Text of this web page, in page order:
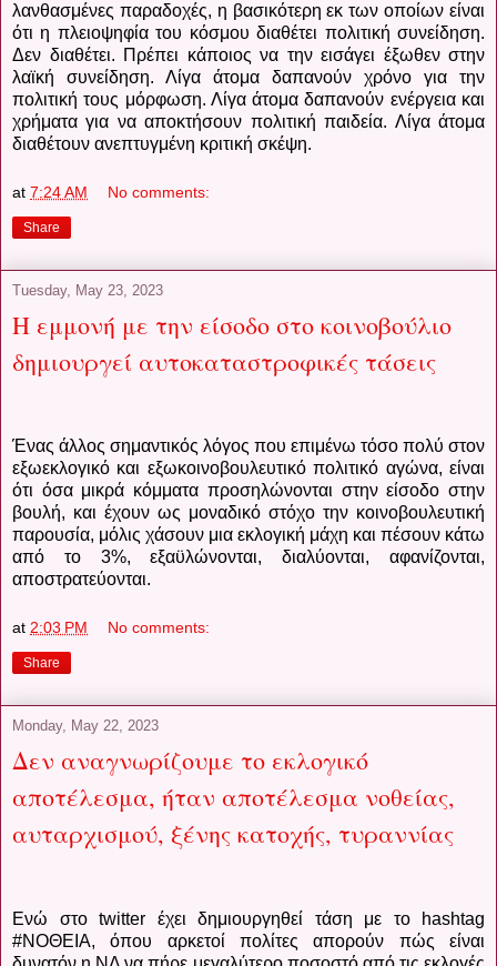
λανθασμένες παραδοχές, η βασικότερη εκ των οποίων είναι
ότι η πλειοψηφία του κόσμου διαθέτει πολιτική συνείδηση.
Δεν διαθέτει. Πρέπει κάποιος να την εισάγει έξωθεν στην
λαϊκή συνείδηση. Λίγα άτομα δαπανούν χρόνο για την
πολιτική τους μόρφωση. Λίγα άτομα δαπανούν ενέργεια και
χρήματα για να αποκτήσουν πολιτική παιδεία. Λίγα άτομα
διαθέτουν ανεπτυγμένη κριτική σκέψη.
at 7:24 AM No comments:
Share
Tuesday, May 23, 2023
Η εμμονή με την είσοδο στο κοινοβούλιο
δημιουργεί αυτοκαταστροφικές τάσεις
Ένας άλλος σημαντικός λόγος που επιμένω τόσο πολύ στον
εξωεκλογικό και εξωκοινοβουλευτικό πολιτικό αγώνα, είναι
ότι όσα μικρά κόμματα προσηλώνονται στην είσοδο στην
βουλή, και έχουν ως μοναδικό στόχο την κοινοβουλευτική
παρουσία, μόλις χάσουν μια εκλογική μάχη και πέσουν κάτω
από το 3%, εξαϋλώνονται, διαλύονται, αφανίζονται,
αποστρατεύονται.
at 2:03 PM No comments:
Share
Monday, May 22, 2023
Δεν αναγνωρίζουμε το εκλογικό
αποτέλεσμα, ήταν αποτέλεσμα νοθείας,
αυταρχισμού, ξένης κατοχής, τυραννίας
Ενώ στο twitter έχει δημιουργηθεί τάση με το
hashtag
#ΝΟΘΕΙΑ, όπου αρκετοί πολίτες απορούν πώς είναι